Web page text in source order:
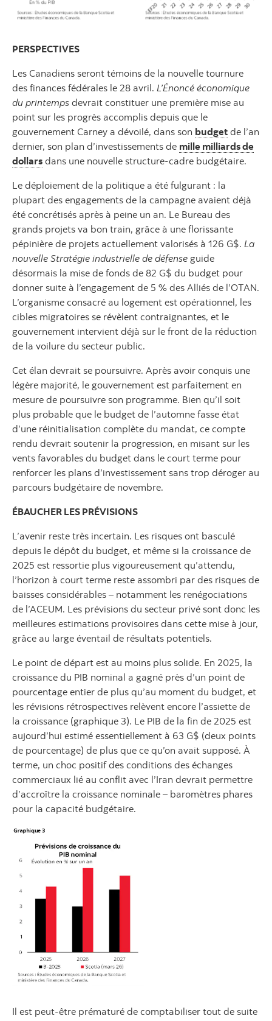
PERSPECTIVES
Les Canadiens seront témoins de la nouvelle tournure
des finances fédérales le 28 avril. L’Énoncé économique
du printemps devrait constituer une première mise au
point sur les progrès accomplis depuis que le
gouvernement Carney a dévoilé, dans son budget de l’an
dernier, son plan d’investissements de mille milliards de
dollars dans une nouvelle structure-cadre budgétaire.
Le déploiement de la politique a été fulgurant : la
plupart des engagements de la campagne avaient déjà
été concrétisés après à peine un an. Le Bureau des
grands projets va bon train, grâce à une florissante
pépinière de projets actuellement valorisés à 126 G$. La
nouvelle Stratégie industrielle de défense guide
désormais la mise de fonds de 82 G$ du budget pour
donner suite à l’engagement de 5 % des Alliés de l’OTAN.
L’organisme consacré au logement est opérationnel, les
cibles migratoires se révèlent contraignantes, et le
gouvernement intervient déjà sur le front de la réduction
de la voilure du secteur public.
Cet élan devrait se poursuivre. Après avoir conquis une
légère majorité, le gouvernement est parfaitement en
mesure de poursuivre son programme. Bien qu’il soit
plus probable que le budget de l’automne fasse état
d’une réinitialisation complète du mandat, ce compte
rendu devrait soutenir la progression, en misant sur les
vents favorables du budget dans le court terme pour
renforcer les plans d’investissement sans trop déroger au
parcours budgétaire de novembre.
ÉBAUCHER LES PRÉVISIONS
L’avenir reste très incertain. Les risques ont basculé
depuis le dépôt du budget, et même si la croissance de
2025 est ressortie plus vigoureusement qu’attendu,
l’horizon à court terme reste assombri par des risques de
baisses considérables – notamment les renégociations
de l’ACEUM. Les prévisions du secteur privé sont donc les
meilleures estimations provisoires dans cette mise à jour,
grâce au large éventail de résultats potentiels.
Le point de départ est au moins plus solide. En 2025, la
croissance du PIB nominal a gagné près d’un point de
pourcentage entier de plus qu’au moment du budget, et
les révisions rétrospectives relèvent encore l’assiette de
la croissance (graphique 3). Le PIB de la fin de 2025 est
aujourd’hui estimé essentiellement à 63 G$ (deux points
de pourcentage) de plus que ce qu’on avait supposé. À
terme, un choc positif des conditions des échanges
commerciaux lié au conflit avec l’Iran devrait permettre
d’accroître la croissance nominale – baromètres phares
pour la capacité budgétaire.
Il est peut-être prématuré de comptabiliser tout de suite